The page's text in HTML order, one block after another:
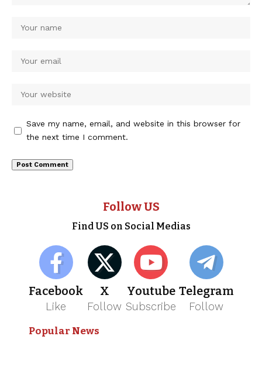
Save my name, email, and website in this browser for
the next time I comment.
Follow US
Find US on Social Medias
Facebook
Like
X
Follow
Youtube
Subscribe
Telegram
Follow
Popular News